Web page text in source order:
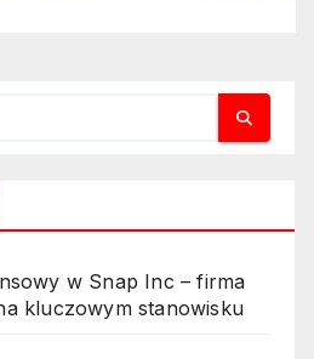
w Snap Inc – firma
kluczowym stanowisku